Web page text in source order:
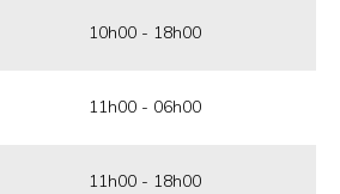
10h00 - 18h00
11h00 - 06h00
11h00 - 18h00